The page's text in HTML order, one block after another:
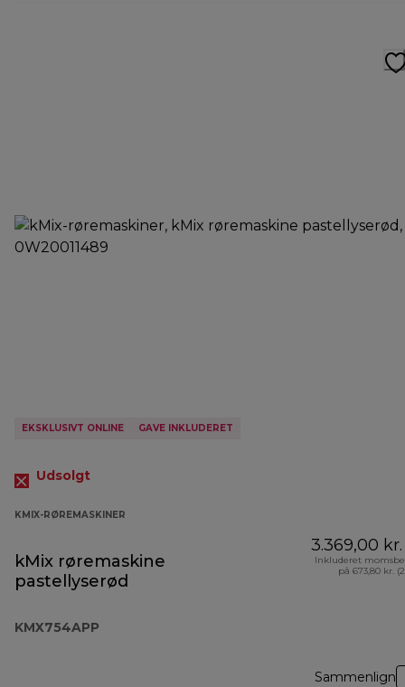
EKSKLUSIVT ONLINE GAVE INKLUDERET
Udsolgt
KMIX-RØREMASKINER
kMix røremaskine
pastellyserød
KMX754APP
3.369,00 kr.
Inkluderet
på 673,80 kr.
Sammenlign